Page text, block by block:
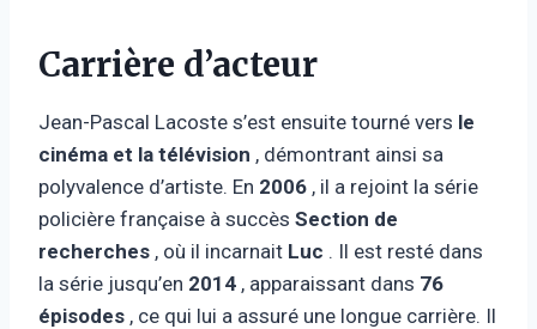
Carrière d’acteur
Jean-Pascal Lacoste s’est ensuite tourné vers le
cinéma et la télévision , démontrant ainsi sa
polyvalence d’artiste. En 2006 , il a rejoint la série
policière française à succès Section de
recherches , où il incarnait Luc . Il est resté dans
la série jusqu’en 2014 , apparaissant dans 76
épisodes , ce qui lui a assuré une longue carrière. Il